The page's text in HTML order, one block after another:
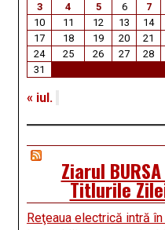
3
4 5 6 7
10
11 12 13 14
17
18 19 20 21
24
25 26 27 28
31
« iul.
Ziarul
Titlurile
Reţeaua electrică intră în